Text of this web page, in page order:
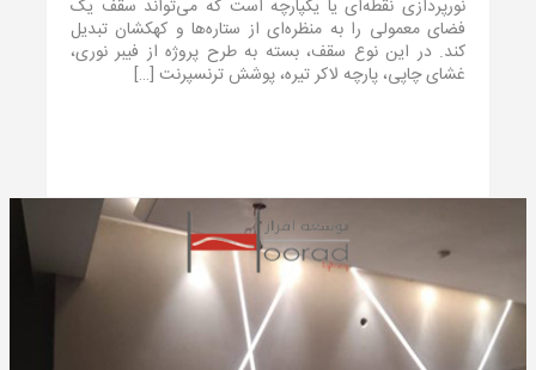
نورپردازی نقطه‌ای یا یکپارچه است که می‌تواند سقف یک
فضای معمولی را به منظره‌ای از ستاره‌ها و کهکشان تبدیل
کند. در این نوع سقف، بسته به طرح پروژه از فیبر نوری،
غشای چاپی، پارچه لاکر تیره، پوشش ترنسپرنت […]